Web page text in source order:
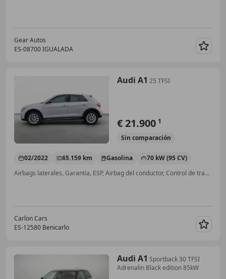
Gear Autos
ES-08700 IGUALADA
Audi A1 25 TFSI
€ 21.900 1
Sin comparación
02/2022 65.159 km Gasolina
70 kW (95 CV)
Airbags laterales, Garantia, ESP, Airbag del conductor, Control de tracción, Cierre centralizado, ABS
Carlon Cars
ES-12580 Benicarlo
Audi A1 Sportback 30 TFSI
Adrenalin Black edition 85kW